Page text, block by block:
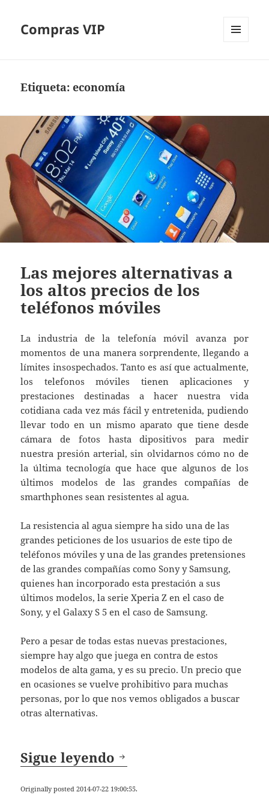
Compras VIP
Etiqueta:economía
Las mejores alternativas a
los altos precios de los
teléfonos móviles
La industria de la telefonía móvil avanza por
momentos de una manera sorprendente, llegando a
límites insospechados. Tanto es así que actualmente,
los telefonos móviles tienen aplicaciones y
prestaciones destinadas a hacer nuestra vida
cotidiana cada vez más fácil y entretenida, pudiendo
llevar todo en un mismo aparato que tiene desde
cámara de fotos hasta dipositivos para medir
nuestra presión arterial, sin olvidarnos cómo no de
la última tecnología que hace que algunos de los
últimos modelos de las grandes compañías de
smarthphones sean resistentes al agua.
La resistencia al agua siempre ha sido una de las
grandes peticiones de los usuarios de este tipo de
teléfonos móviles y una de las grandes pretensiones
de las grandes compañías como Sony y Samsung,
quienes han incorporado esta prestación a sus
últimos modelos, la serie Xperia Z en el caso de
Sony, y el Galaxy S 5 en el caso de Samsung.
Pero a pesar de todas estas nuevas prestaciones,
siempre hay algo que juega en contra de estos
modelos de alta gama, y es su precio. Un precio que
en ocasiones se vuelve prohibitivo para muchas
personas, por lo que nos vemos obligados a buscar
otras alternativas.
Sigue leyendo Las mejores
Originally posted 2014-07-22 19:00:55.